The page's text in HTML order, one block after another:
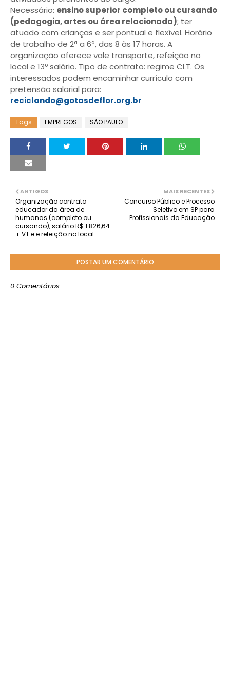
Necessário: ensino superior completo ou cursando
(pedagogia, artes ou área relacionada); ter
atuado com crianças e ser pontual e flexível. Horário
de trabalho de 2ª a 6ª, das 8 às 17 horas. A
organização oferece vale transporte, refeição no
local e 13º salário. Tipo de contrato: regime CLT. Os
interessados podem encaminhar currículo com
pretensão salarial para:
reciclando@gotasdeflor.org.br
Tags EMPREGOS SÃO PAULO
MAIS RECENTES
Concurso Público e Processo
Seletivo em SP para
Profissionais da Educação
ANTIGOS
Organização contrata
educador da área de
humanas (completo ou
cursando), salário R$ 1.826,64
+ VT e e refeição no local
POSTAR UM COMENTÁRIO
0 Comentários